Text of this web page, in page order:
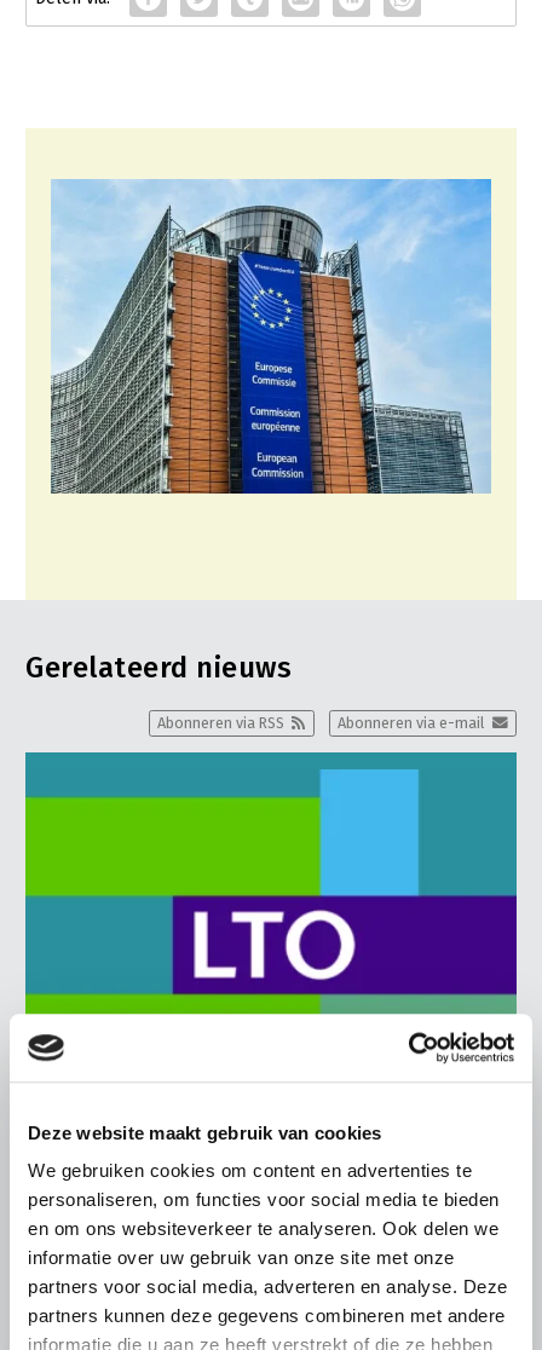
Deze website maakt gebruik van cookies
We gebruiken cookies om content en advertenties te
personaliseren, om functies voor social media te bieden
en om ons websiteverkeer te analyseren. Ook delen we
informatie over uw gebruik van onze site met onze
partners voor social media, adverteren en analyse. Deze
partners kunnen deze gegevens combineren met andere
informatie die u aan ze heeft verstrekt of die ze hebben
Gerelateerd nieuws
Abonneren via e-mail
Abonneren via RSS
BELANGRIJKE INFORMATIE
6 AUGUSTUS 2026
LTO sluit aan bij demonstratie tegen
dreigende onteigening
pluimveehouders
ZLTO, LLTB, LTO Noord en LTO Nederland roepen hun
leden op om op vrijdagochtend 14 augustus massaal naar